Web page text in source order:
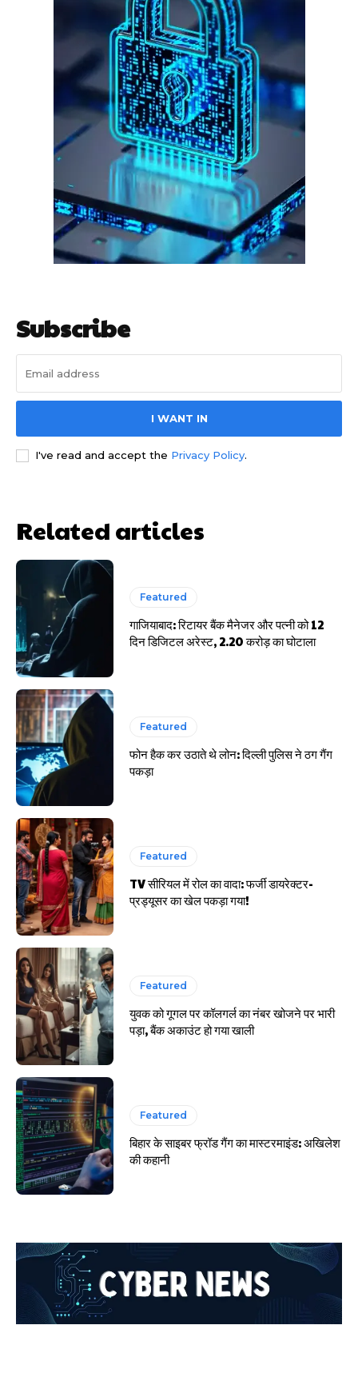
गुरुग्राम साइबर पुलिस ने बीते छह महीने में 18 बैंक कर्मचारियों को किया गिरफ्तार
इन लोगों ने लालच में आकर बैंक खाते खोलकर साइबर ठगों को उपलब्ध कराए
हर खाते के बदले मिलते थे 20 से 25 हजार
HIGHLIGHT
हर खाते के बदले मिलते थे 20 से 25 हजार
Subscribe
I WANT IN
I've read and accept the Privacy Policy.
Related articles
Featured
गाजियाबाद: रिटायर बैंक मैनेजर और पत्नी को 12
दिन डिजिटल अरेस्ट, 2.20 करोड़ का घोटाला
Featured
फोन हैक कर उठाते थे लोन: दिल्ली पुलिस ने ठग गैंग
पकड़ा
Featured
TV सीरियल में रोल का वादा: फर्जी डायरेक्टर-
प्रड्यूसर का खेल पकड़ा गया!
Featured
युवक को गूगल पर कॉलगर्ल का नंबर खोजने पर भारी
पड़ा, बैंक अकाउंट हो गया खाली
Featured
बिहार के साइबर फ्रॉड गैंग का मास्टरमाइंड: अखिलेश
की कहानी